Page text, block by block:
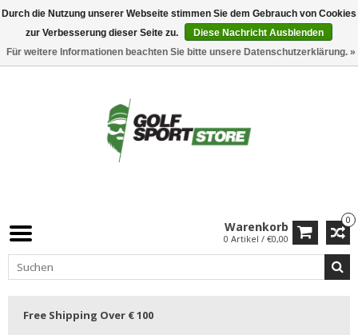
0
Warenkorb
0 Artikel / €0,00
Free Shipping Over € 100
Durch die Nutzung unserer Webseite stimmen Sie dem Gebrauch von Cookies
zur Verbesserung dieser Seite zu.
Diese Nachricht Ausblenden
Für weitere Informationen beachten Sie bitte unsere Datenschutzerklärung. »